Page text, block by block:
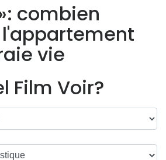
combien
vie
Film Voir?